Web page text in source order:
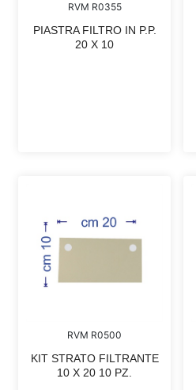
RVM R0355
PIASTRA FILTRO IN P.P.
20 X 10
RVM R0500
KIT STRATO FILTRANTE
10 X 20 10 PZ.